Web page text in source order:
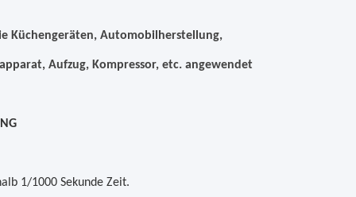
Küchengeräten, Automobilherstellung,
Aufzug, Kompressor, etc. angewendet
1/1000 Sekunde Zeit.